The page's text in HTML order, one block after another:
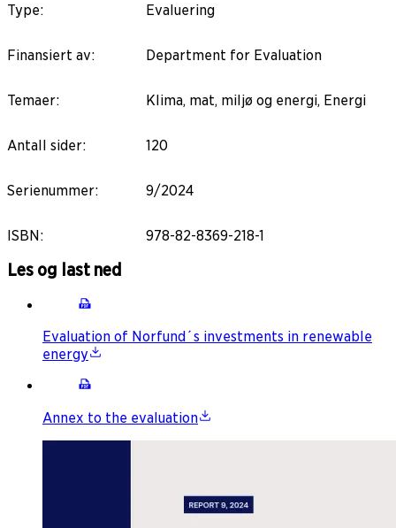
Type: Evaluering
Finansiert av: Department for Evaluation
Temaer: Klima, mat, miljø og energi, Energi
Antall sider: 120
Serienummer: 9/2024
ISBN: 978-82-8369-218-1
Les og last ned
Evaluation of Norfund´s investments in renewable
energy
Annex to the evaluation